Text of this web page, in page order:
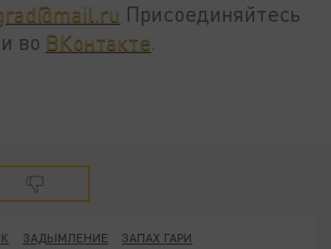
Присоединяйтесь
и во ВКонтакте
ЗАДЫМЛЕНИЕ ЗАПАХ ГАРИ